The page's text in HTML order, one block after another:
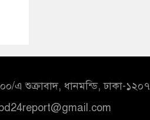
এ শুক্রাবাদ, ধানমন্ডি, ঢাকা-১২০৭